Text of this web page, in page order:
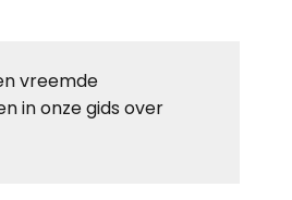
vreemde
in onze gids over